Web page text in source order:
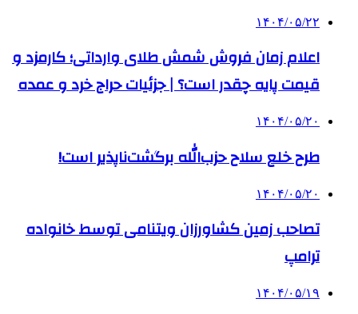
۱۴۰۴/۰۵/۲۲
اعلام زمان فروش شمش طلای وارداتی؛ کارمزد و
قیمت پایه چقدر است؟ | جزئیات حراج خرد و عمده
۱۴۰۴/۰۵/۲۰
طرح خلع سلاح حزب‌الله برگشت‌ناپذیر است!
۱۴۰۴/۰۵/۲۰
تصاحب زمین کشاورزان ویتنامی توسط خانواده
ترامپ
۱۴۰۴/۰۵/۱۹